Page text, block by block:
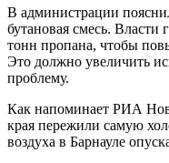
В администрации
бутановая смесь. Власти
тонн пропана, чтобы
Это должно увеличить
проблему.
Как напоминает РИА
края пережили самую
воздуха в Барнауле